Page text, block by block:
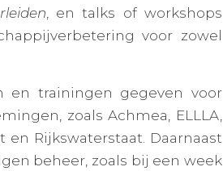
, en talks of workshops
voor zowel
en trainingen gegeven voor
zoals Achmea, ELLLA,
Rijkswaterstaat. Daarnaast
beheer, zoals bij een week